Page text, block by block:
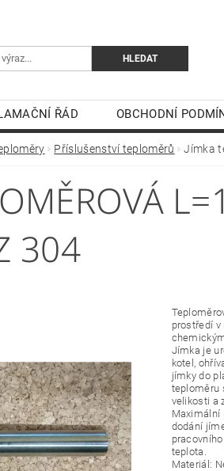
ŘÁD OBCHODNÍ
Příslušenství teploměrů Jímka
304
prostředí
Jímka je
kotel,
jímky do
teploměru
velikosti a
Maximální
dodání
teplota.
Materiál: